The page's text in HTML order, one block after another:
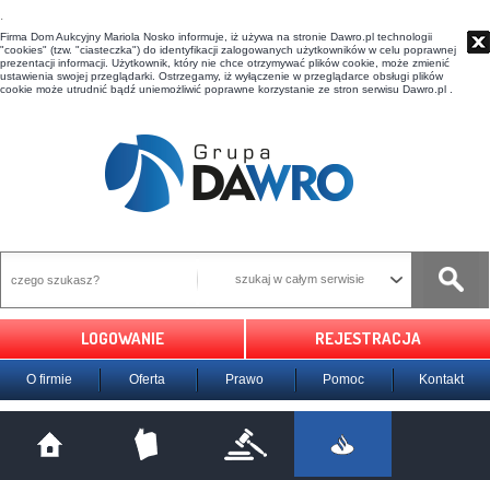
t
Firma Dom Aukcyjny Mariola Nosko informuje, iż używa na stronie Dawro.pl technologii
"cookies" (tzw. "ciasteczka") do identyfikacji zalogowanych użytkowników w celu poprawnej
prezentacji informacji. Użytkownik, który nie chce otrzymywać plików cookie, może zmienić
ustawienia swojej przeglądarki. Ostrzegamy, iż wyłączenie w przeglądarce obsługi plików
cookie może utrudnić bądź uniemożliwić poprawne korzystanie ze stron serwisu Dawro.pl .
szukaj w całym serwisie
LOGOWANIE REJESTRACJA
O firmie Oferta Prawo Pomoc Kontakt